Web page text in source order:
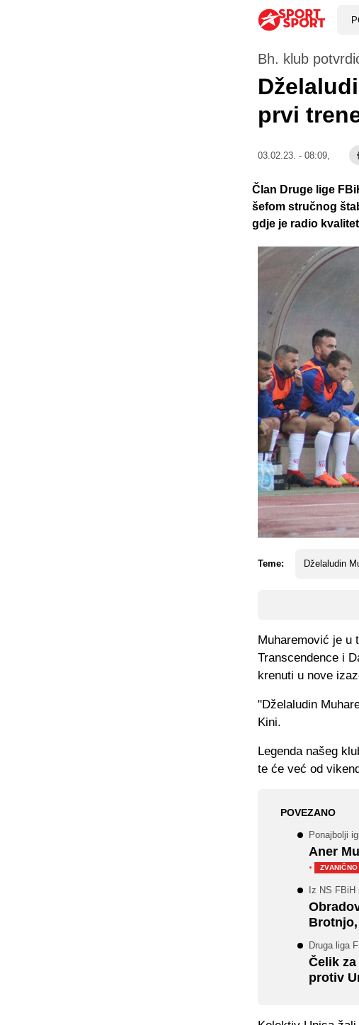
Bh. klub
prvi
03.02.23. - 08:09,
Teme: Dželaludin
Član Druge lige
šefom stručnog
gdje je radio
Muharemović je u
Transcendence i
krenuti u nove
"Dželaludin
Kini.
Legenda našeg
te će već od
POVEZANO
Ponajbolji
Aner
·
ZVANIČNO
Iz NS FBiH
Druga liga
Čelik
protiv